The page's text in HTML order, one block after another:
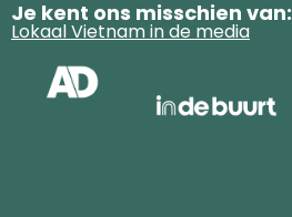
Je kent ons misschien van:
Lokaal Vietnam in de media